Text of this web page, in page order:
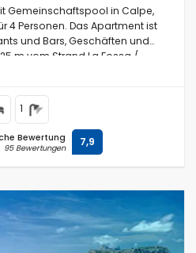
Gemeinschaftspool in Calpe,
4 Personen. Das Apartment ist
und Bars, Geschäften und
m vom Strand La Fossa /
1
Bewertung
95 Bewertungen 7,9